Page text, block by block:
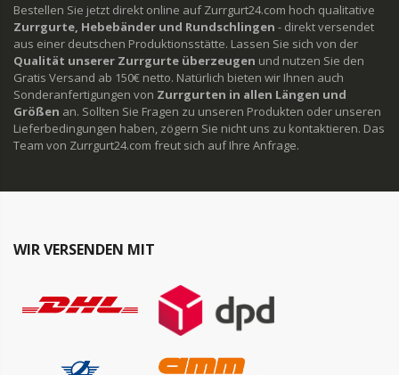
Bestellen Sie jetzt direkt online auf Zurrgurt24.com hoch qualitative
Zurrgurte, Hebebänder und Rundschlingen - direkt versendet
aus einer deutschen Produktionsstätte. Lassen Sie sich von der
Qualität unserer Zurrgurte überzeugen und nutzen Sie den
Gratis Versand ab 150€ netto. Natürlich bieten wir Ihnen auch
Sonderanfertigungen von Zurrgurten in allen Längen und
Größen an. Sollten Sie Fragen zu unseren Produkten oder unseren
Lieferbedingungen haben, zögern Sie nicht uns zu kontaktieren. Das
Team von Zurrgurt24.com freut sich auf Ihre Anfrage.
WIR VERSENDEN MIT